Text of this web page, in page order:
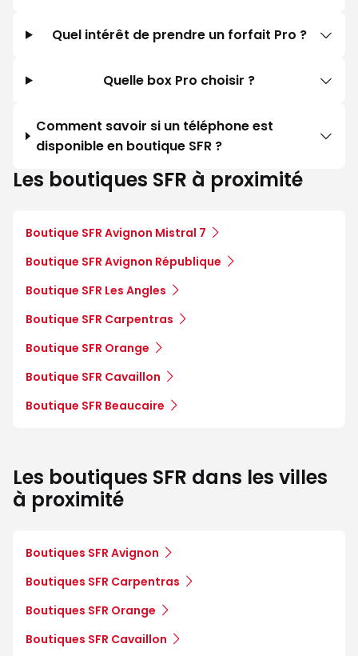
Quel intérêt de prendre un forfait Pro ?
Quelle box Pro choisir ?
Comment savoir si un téléphone est
disponible en boutique SFR ?
Les boutiques SFR à proximité
Boutique SFR Avignon Mistral 7
Boutique SFR Avignon République
Boutique SFR Les Angles
Boutique SFR Carpentras
Boutique SFR Orange
Boutique SFR Cavaillon
Boutique SFR Beaucaire
Les boutiques SFR dans les villes
à proximité
Boutiques SFR Avignon
Boutiques SFR Carpentras
Boutiques SFR Orange
Boutiques SFR Cavaillon